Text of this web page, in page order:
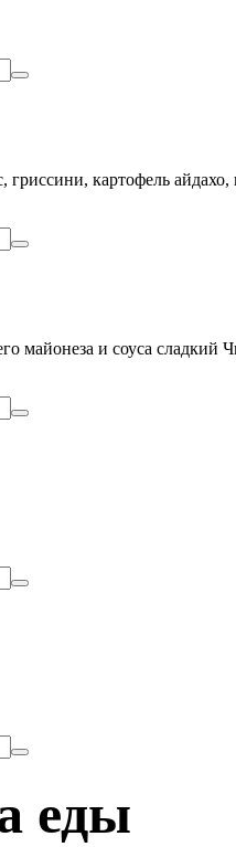
картофель айдахо,
майонеза и соуса сладкий
еды